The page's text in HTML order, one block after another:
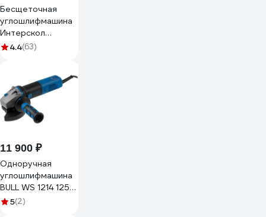
Бесщеточная
углошлифмашина
Интерскол
УШМВ-125/1700Э
4.4(63)
11 900 ₽
Одноручная
углошлифмашина
BULL WS 1214 125
мм, 1400 Вт, плав.
5(2)